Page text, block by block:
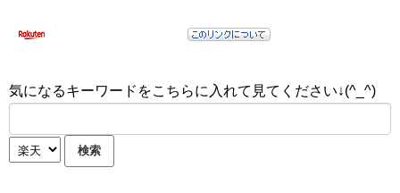
気になるキーワードをこちらに入れて見てください↓(^_^)